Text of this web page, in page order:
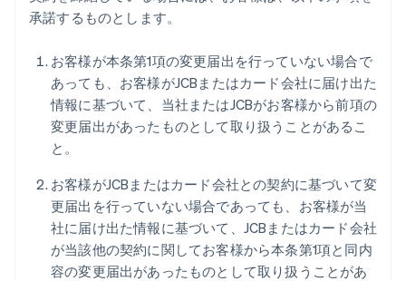
承諾するものとします。
お客様が本条第1項の変更届出を行っていない場合で
あっても、お客様がJCBまたはカード会社に届け出た
情報に基づいて、当社またはJCBがお客様から前項の
変更届出があったものとして取り扱うことがあるこ
と。
お客様がJCBまたはカード会社との契約に基づいて変
更届出を行っていない場合であっても、お客様が当
社に届け出た情報に基づいて、JCBまたはカード会社
が当該他の契約に関してお客様から本条第1項と同内
容の変更届出があったものとして取り扱うことがあ